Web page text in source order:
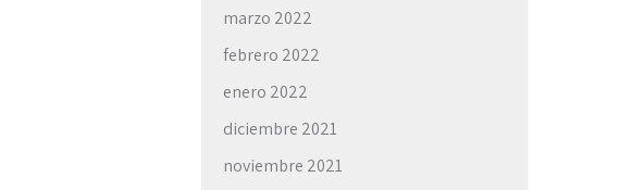
marzo 2022
febrero 2022
enero 2022
diciembre 2021
noviembre 2021